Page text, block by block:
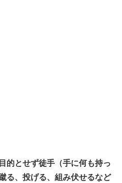
的とせず徒手（手に何も持っ
る、投げる、組み伏せるなど